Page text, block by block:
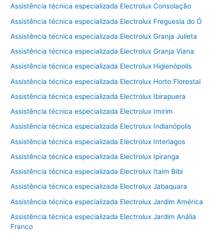
Assistência técnica especializada Electrolux Consolação
Assistência técnica especializada Electrolux Freguesia do Ó
Assistência técnica especializada Electrolux Granja Julieta
Assistência técnica especializada Electrolux Granja Viana
Assistência técnica especializada Electrolux Higienópolis
Assistência técnica especializada Electrolux Horto Florestal
Assistência técnica especializada Electrolux Ibirapuera
Assistência técnica especializada Electrolux Imirim
Assistência técnica especializada Electrolux Indianópolis
Assistência técnica especializada Electrolux Interlagos
Assistência técnica especializada Electrolux Ipiranga
Assistência técnica especializada Electrolux Itaim Bibi
Assistência técnica especializada Electrolux Jabaquara
Assistência técnica especializada Electrolux Jardim América
Assistência técnica especializada Electrolux Jardim Anália
Franco